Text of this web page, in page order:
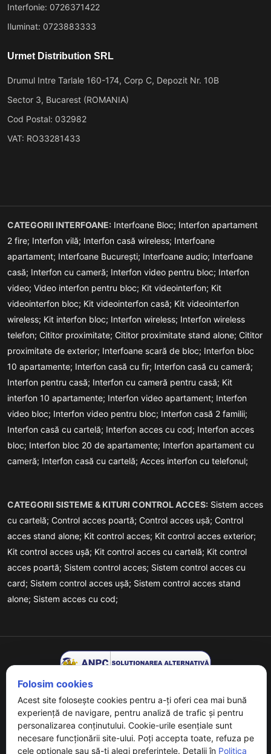
Interfonie: 0726371422
Iluminat: 0723883333
Urmet Distribution SRL
Drumul Intre Tarlale 160-174, Corp C, Depozit Nr. 10B
Sector 3, Bucarest (ROMANIA)
Cod Postal: 032982
VAT: RO33281433
CATEGORII INTERFOANE: Interfoane Bloc; Interfon apartament
2 fire; Interfon vilă; Interfon casă wireless; Interfoane
apartament; Interfoane București; Interfoane audio; Interfoane
casă; Interfon cu cameră; Interfon video pentru bloc; Interfon
video; Video interfon pentru bloc; Kit videointerfon; Kit
videointerfon bloc; Kit videointerfon casă; Kit videointerfon
wireless; Kit interfon bloc; Interfon wireless; Interfon wireless
telefon; Cititor proximitate; Cititor proximitate stand alone; Cititor
proximitate de exterior; Interfoane scară de bloc; Interfon bloc
10 apartamente; Interfon casă cu fir; Interfon casă cu cameră;
Interfon pentru casă; Interfon cu cameră pentru casă; Kit
interfon 10 apartamente; Interfon video apartament; Interfon
video bloc; Interfon video pentru bloc; Interfon casă 2 familii;
Interfon casă cu cartelă; Interfon acces cu cod; Interfon acces
bloc; Interfon bloc 20 de apartamente; Interfon apartament cu
cameră; Interfon casă cu cartelă; Acces interfon cu telefonul;
CATEGORII SISTEME & KITURI CONTROL ACCES: Sistem acces
cu cartelă; Control acces poartă; Control acces ușă; Control
acces stand alone; Kit control acces; Kit control acces exterior;
Kit control acces ușă; Kit control acces cu cartelă; Kit control
acces poartă; Sistem control acces; Sistem control acces cu
card; Sistem control acces ușă; Sistem control acces stand
alone; Sistem acces cu cod;
Copyrights © 2026 URMET - Powered ByDigital Agency . All
Folosim cookies
Acest site folosește cookies pentru a-ți oferi cea mai bună
experiență de navigare, pentru analiză de trafic și pentru
personalizarea conținutului. Cookie-urile esențiale sunt
necesare funcționării site-ului. Poți accepta toate, refuza pe
cele opționale sau să-ți alegi preferințele. Detalii în Politica